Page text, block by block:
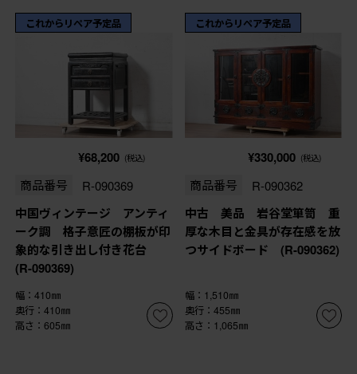
これからリペア予定品
¥68,200 (税込)
商品番号 R-090369
中国ヴィンテージ アンティ
ーク調 格子意匠の棚板が印
象的な引き出し付き花台
(R-090369)
幅：410㎜
奥行：410㎜
高さ：605㎜
これからリペア予定品
¥330,000 (税込)
商品番号 R-090362
中古 美品 岩谷堂箪笥 重
厚な木目と金具が存在感を放
つサイドボード (R-090362)
幅：1,510㎜
奥行：455㎜
高さ：1,065㎜